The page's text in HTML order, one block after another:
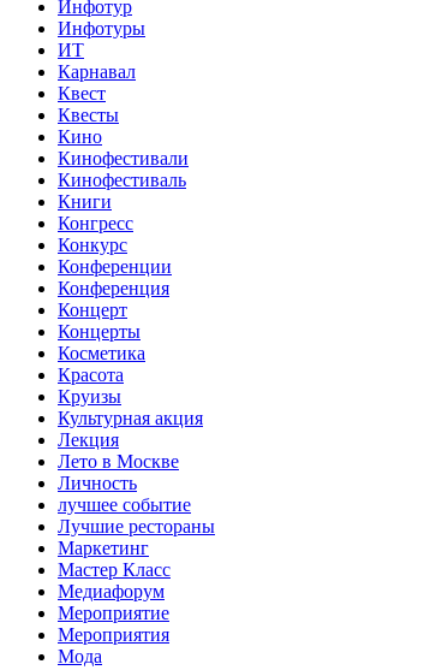
Инфотур
Инфотуры
ИТ
Карнавал
Квест
Квесты
Кино
Кинофестивали
Кинофестиваль
Книги
Конгресс
Конкурс
Конференции
Конференция
Концерт
Концерты
Косметика
Красота
Круизы
Культурная акция
Лекция
Лето в Москве
Личность
лучшее событие
Лучшие рестораны
Маркетинг
Мастер Класс
Медиафорум
Мероприятие
Мероприятия
Мода